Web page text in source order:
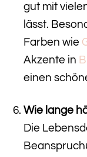
gut mit
lässt.
Farben wie
Akzente in
einen
Wie lange
Die